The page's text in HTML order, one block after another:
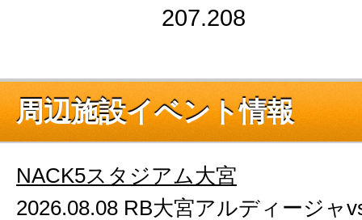
207.208
周辺施設イベント情報
NACK5スタジアム大宮
2026.08.08 RB大宮アルディージャ